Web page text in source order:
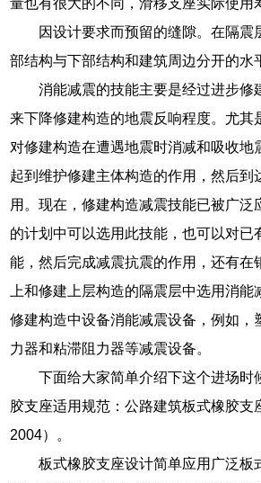
因设计要求而预留的缝隙。在隔震
部结构与下部结构和建筑周边分开的水
消能减震的技能主要是经过进步修
来下降修建构造的地震反响程度。尤其
对修建构造在遭遇地震时消减和吸收地
起到维护修建主体构造的作用，然后到
用。现在，修建构造减震技能已被广泛
的计划中可以选用此技能，也可以对已
能，然后完成减震抗震的作用，还有在
上和修建上层构造的隔震层中选用消
修建构造中设备消能减震设备，例如，
力器和粘滞阻力器等减震设备。
下面给大家简单介绍下这个进场时
胶支座适用规范：公路建筑板式橡胶支
2004）。
板式橡胶支座设计简单应用广泛板